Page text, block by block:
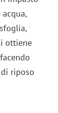
ottiene
riposo